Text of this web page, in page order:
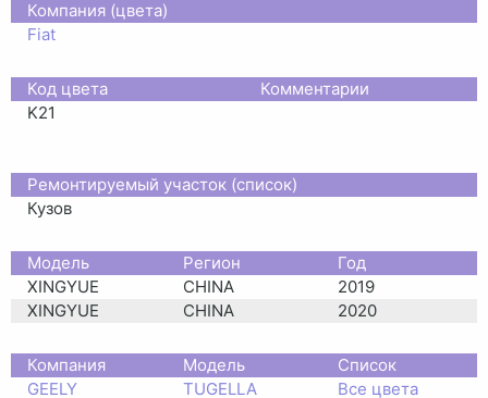
Компания (цвета)
Fiat
Код цвета
Комментарии
K21
Ремонтируемый участок (список)
Кузов
Moдель Регион
Год
XINGYUE
CHINA
2019
XINGYUE
CHINA 2020
Компания Модель
Список
GEELY
TUGELLA Все цвета